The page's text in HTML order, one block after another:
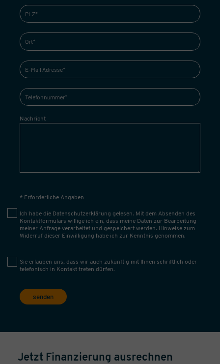
Nachricht
* Erforderliche Angaben
Ich habe die Datenschutzerklärung gelesen. Mit dem Absenden des
Kontaktformulars willige ich ein, dass meine Daten zur Bearbeitung
meiner Anfrage verarbeitet und gespeichert werden. Hinweise zum
Widerruf dieser Einwilligung habe ich zur Kenntnis genommen.
Sie erlauben uns, dass wir auch zukünftig mit Ihnen schriftlich oder
telefonisch in Kontakt treten dürfen.
senden
Jetzt Finanzierung ausrechnen